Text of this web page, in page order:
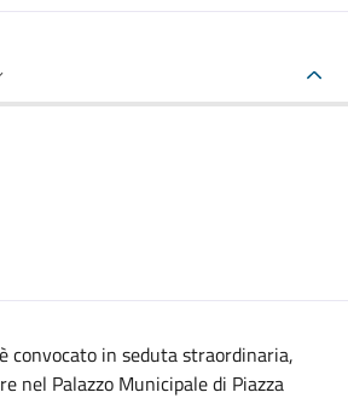
convocato in seduta straordinaria,
nel Palazzo Municipale di Piazza